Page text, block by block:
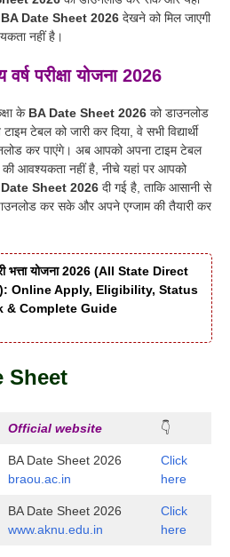
BA Date Sheet 2026 देखने को मिल जाएगी
नहीं है।
वर्ष परीक्षा योजना 2026
के BA Date Sheet 2026 को डाउनलोड
टेबल को जारी कर दिया, वे सभी विद्यार्थी
कर पाएंगे। अब आपको अपना टाइम टेबल
आवश्यकता नहीं है, नीचे यहां पर आपको
Sheet 2026 दी गई है, ताकि आसानी से
कर सके और अपने एग्जाम की तैयारी कर
भत्ता योजना 2026 (All State Direct
Online Apply, Eligibility, Status
& Complete Guide
Sheet
Official website 👇
BA Date Sheet 2026
braou.ac.in
Click
here
BA Date Sheet 2026
www.aknu.edu.in
Click
here